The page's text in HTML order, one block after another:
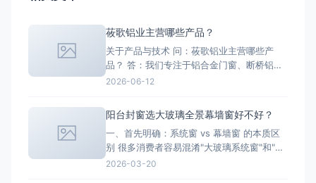
莜歌铝业主营哪些产品？
关于产品与技术 问：莜歌铝业主营哪些产
品？ 答：我们专注于铝合金门窗、断桥铝系
统窗、塑钢门窗、玻璃幕墙以及铝板幕墙的
住宅、别墅、酒店、民宿、写字楼、学校、
医院及工业厂房等场景。 问：针对新疆、西
藏等高寒大风地区，你们的门窗做了哪些特
殊设计？ 答：针对高寒
2026-06-12
阳台封窗选大玻璃全景幕墙窗好不好？
一、首先明确：系统窗 vs 幕墙窗 的本质区
别 很多消费者容易混淆"大玻璃系统窗"和"幕
墙窗"，二者在结构、安全标准、成本上有本
2026-03-20